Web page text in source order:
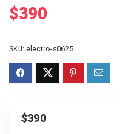
$390
SKU: electro-s0625
$390